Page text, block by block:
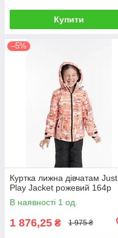
Купити
–5%
Куртка лижна дівчатам Just
Play Jacket рожевий 164р
В наявності 1 од.
1 876,25 ₴ 1 975 ₴